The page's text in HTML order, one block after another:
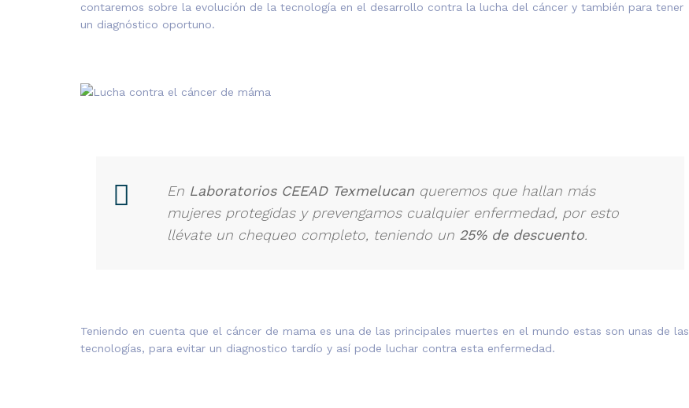
contaremos sobre la evolución de la tecnología en el desarrollo contra la lucha del cáncer y también para tener
un diagnóstico oportuno.
En Laboratorios CEEAD Texmelucan queremos que hallan más
mujeres protegidas y prevengamos cualquier enfermedad, por esto
llévate un chequeo completo, teniendo un 25% de descuento.
Teniendo en cuenta que el cáncer de mama es una de las principales muertes en el mundo estas son unas de las
tecnologías, para evitar un diagnostico tardío y así pode luchar contra esta enfermedad.